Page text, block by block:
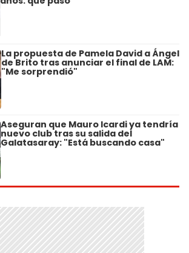
La propuesta de Pamela David a Ángel
de Brito tras anunciar el final de LAM:
"Me sorprendió"
Aseguran que Mauro Icardi ya tendría
nuevo club tras su salida del
Galatasaray: "Está buscando casa"